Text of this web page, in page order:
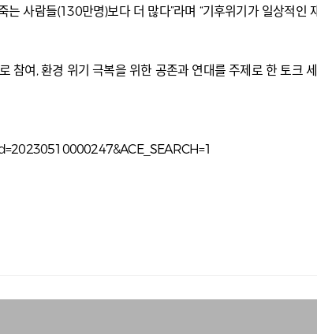
사람들(130만명)보다 더 많다”라며 “기후위기가 일상적인
참여, 환경 위기 극복을 위한 공존과 연대를 주제로 한 토크